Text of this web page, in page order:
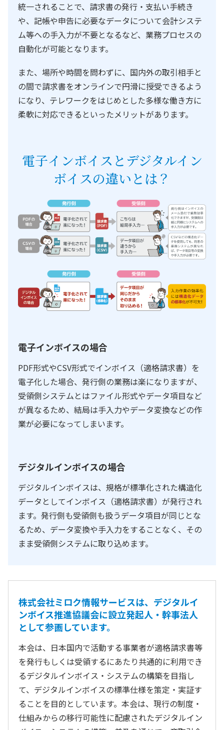
統一されることで、請求書の発行・支払い手続き
や、記帳や申告に必要なデータについて会計システ
ム等への手入力が不要となるなど、業務プロセスの
自動化が可能となります。
また、場所や時間を問わずに、国内外の取引相手と
の間で請求書をオンラインで円滑に授受できるよう
になり、テレワークをはじめとした多様な働き方に
柔軟に対応できるといったメリットがあります。
電子インボイスとデジタルイン
ボイスの違いとは？
電子インボイスの場合
PDF形式やCSV形式でインボイス（適格請求書）を
電子化した場合、発行側の業務は楽になりますが、
受領側システムとはファイル形式やデータ項目など
が異なるため、結局は手入力やデータ変換などの作
業が必要になってしまいます。
デジタルインボイスの場合
デジタルインボイスは、規格が標準化された構造化
データとしてインボイス（適格請求書）が発行され
ます。発行側も受領側も扱うデータ項目が同じとな
るため、データ変換や手入力をすることなく、その
まま受領側システムに取り込めます。
株式会社ミロク情報サービスは、デジタルイ
ンボイス推進協議会に設立発起人・幹事法人
として参画しています。
本会は、日本国内で活動する事業者が適格請求書等
を発行もしくは受領するにあたり共通的に利用でき
るデジタルインボイス・システムの構築を目指し
て、デジタルインボイスの標準仕様を策定・実証す
ることを目的としています。本会は、現行の制度・
仕組みからの移行可能性に配慮されたデジタルイン